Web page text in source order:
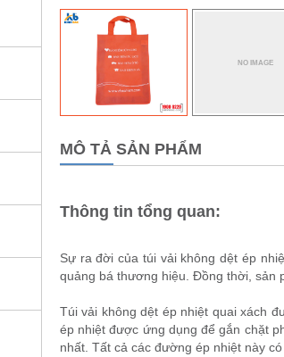
MÔ TẢ SẢN PHẨM
Thông tin tổng quan:
Sự ra đời của túi vải không dệt ép
quảng bá thương hiệu. Đồng thời, sản
Túi vải không dệt ép nhiệt quai xách
ép nhiệt được ứng dụng để gắn chặt
nhất. Tất cả các đường ép nhiệt này